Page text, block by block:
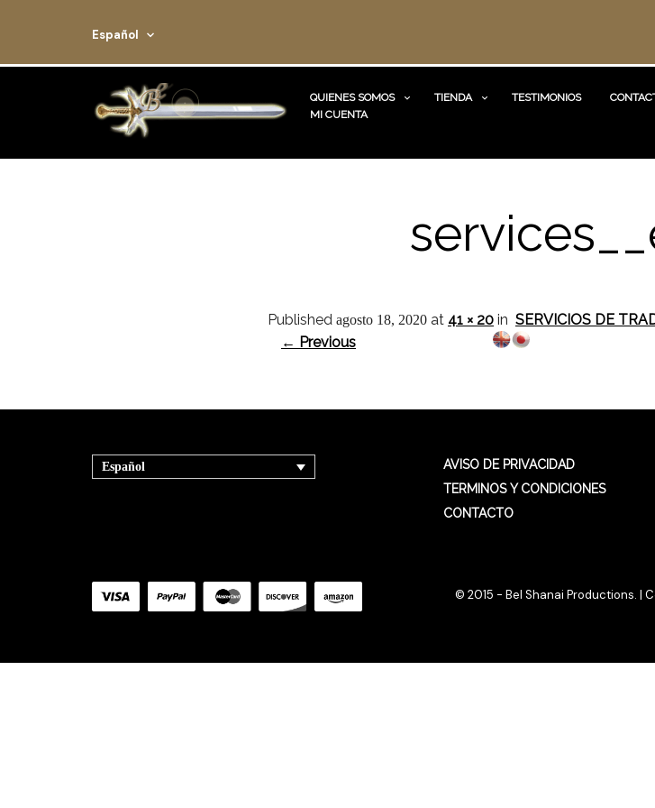
Español
QUIENES SOMOS TIENDA TESTIMONIOS
MI CUENTA
Published agosto 18, 2020 at 41 × 20 in SERVICIOS DE
← Previous
Español
AVISO DE PRIVACIDAD
TERMINOS Y CONDICIONES
CONTACTO
© 2015 - Bel Shanai Productions. |